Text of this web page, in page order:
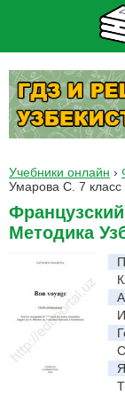
Учебники онлайн ›
Умарова С. 7 класс
Методика